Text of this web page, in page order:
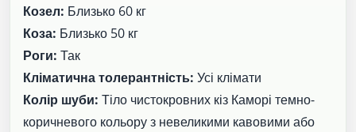
Козел: Близько 60 кг
Коза: Близько 50 кг
Роги: Так
Кліматична толерантність: Усі клімати
Колір шуби: Тіло чистокровних кіз Каморі темно-
коричневого кольору з невеликими кавовими або